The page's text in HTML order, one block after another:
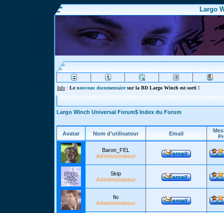
Largo
Info : Lenouveau documentairesur la BD Largo Winch est sorti !
Largo Winch Universal Forum$ Index du Forum
Avatar Nom d'utilisateur Email
Baron_FEL
Administrateur
Skip
Administrateur
fio
Administrateur